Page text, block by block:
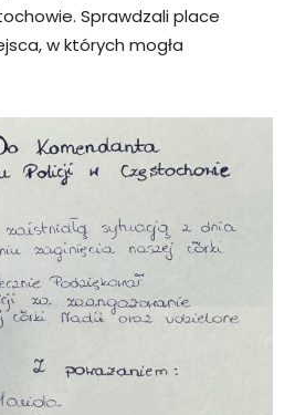
Sprawdzali place
w których mogła